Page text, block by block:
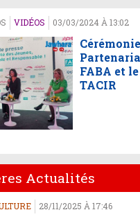
VIDÉOS 03/03/2024 À 13:02
FABA et
TACIR
Actualités
28/11/2025 À 17:46